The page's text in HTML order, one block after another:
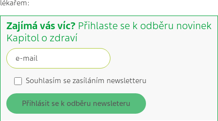
lékařem:
Zajímá vás víc? Přihlaste se k odběru novinek
Kapitol o zdraví
Souhlasím se zasíláním newsletteru
Přihlásit se k odběru newsleteru